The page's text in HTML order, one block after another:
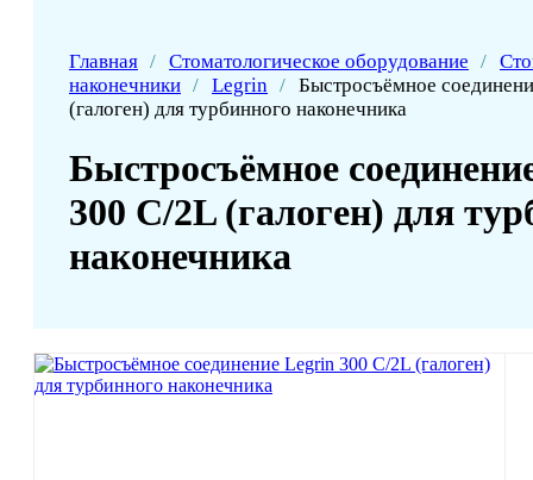
Главная / Стоматологическое оборудование /
наконечники / Legrin / Быстросъёмное
(галоген) для турбинного наконечника
Быстросъёмное
300 C/2L (галоген) для
наконечника